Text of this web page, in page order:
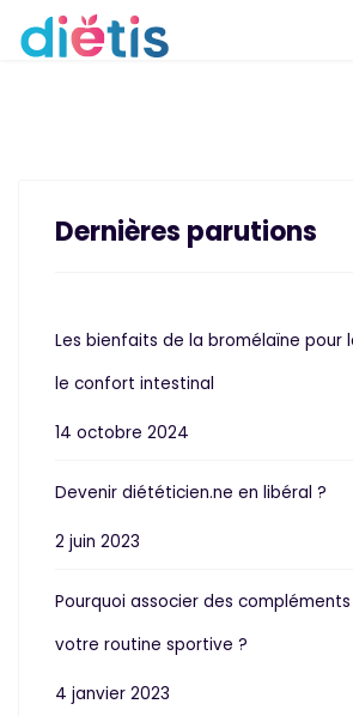
Dernières parutions
Les bienfaits de la bromélaïne pour
le confort intestinal
14 octobre 2024
Devenir diététicien.ne en libéral ?
2 juin 2023
Pourquoi associer des
votre routine sportive ?
4 janvier 2023